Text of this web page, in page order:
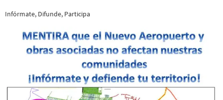
Infórmate, Difunde, Participa